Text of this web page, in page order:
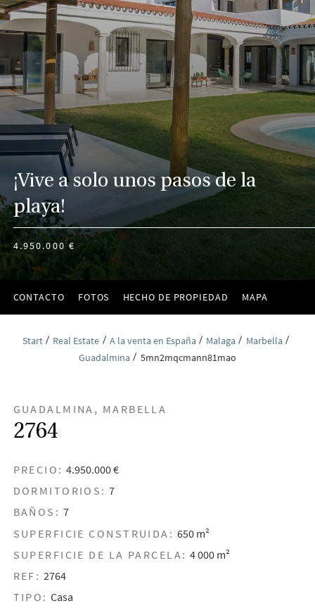
¡Vive a solo unos pasos de la
playa!
4.950.000 €
CONTACTO FOTOS HECHO DE PROPIEDAD MAPA
Start Real Estate A la venta en España Malaga
Marbella
Guadalmina
5mn2mqcmann81mao
GUADALMINA, MARBELLA
2764
PRECIO: 4.950.000 €
DORMITORIOS: 7
BAÑOS: 7
SUPERFICIE CONSTRUIDA: 650 m²
SUPERFICIE DE LA PARCELA: 4 000 m²
REF: 2764
TIPO: Casa